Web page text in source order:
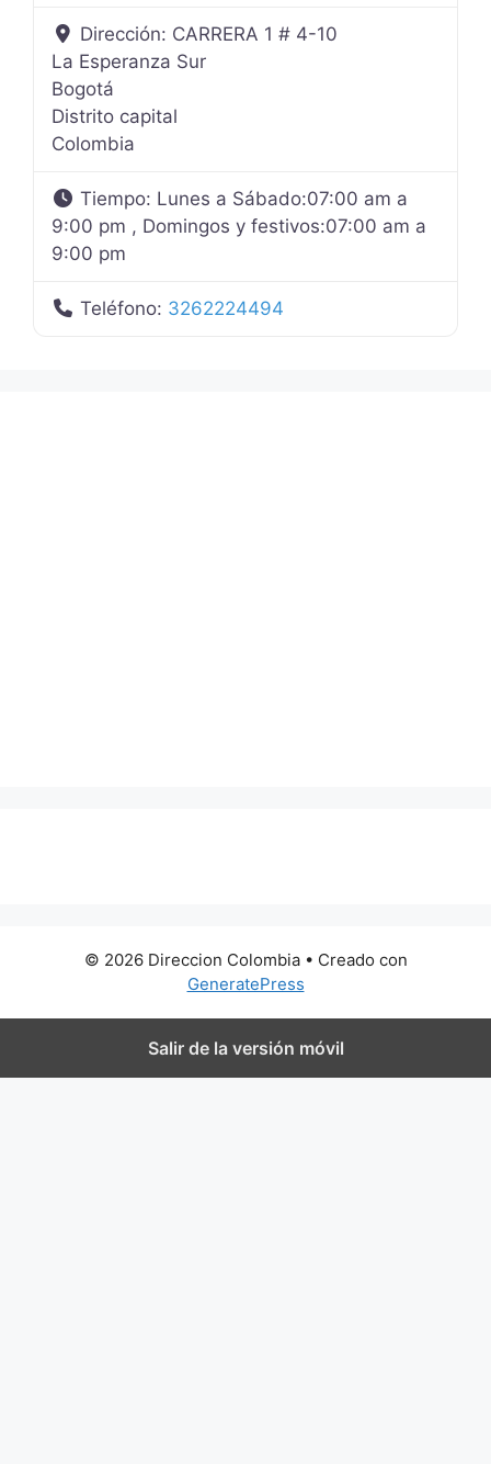
Dirección: CARRERA 1 # 4-10
La Esperanza Sur
Bogotá
Distrito capital
Colombia
Tiempo: Lunes a Sábado:07:00 am a
9:00 pm , Domingos y festivos:07:00 am a
9:00 pm
Teléfono: 3262224494
© 2026 Direccion Colombia• Creado con
GeneratePress
Salir de la versión móvil